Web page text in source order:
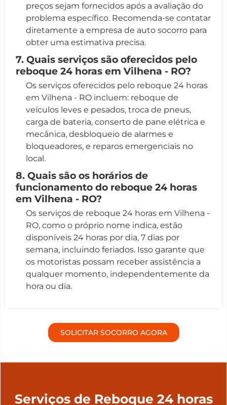
preços sejam fornecidos após a avaliação do
problema específico. Recomenda-se contatar
diretamente a empresa de auto socorro para
obter uma estimativa precisa.
7. Quais serviços são oferecidos pelo
reboque 24 horas em Vilhena - RO?
Os serviços oferecidos pelo reboque 24 horas
em Vilhena - RO incluem: reboque de
veículos leves e pesados, troca de pneus,
carga de bateria, conserto de pane elétrica e
mecânica, desbloqueio de alarmes e
bloqueadores, e reparos emergenciais no
local.
8. Quais são os horários de
funcionamento do reboque 24 horas
em Vilhena - RO?
Os serviços de reboque 24 horas em Vilhena -
RO, como o próprio nome indica, estão
disponíveis 24 horas por dia, 7 dias por
semana, incluindo feriados. Isso garante que
os motoristas possam receber assistência a
qualquer momento, independentemente da
hora ou dia.
SOLICITAR SOCORRO AGORA
Serviços de Reboque 24 horas